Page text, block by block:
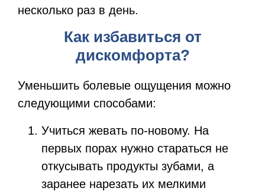
несколько раз в день.
Как избавиться от
дискомфорта?
Уменьшить болевые ощущения можно
следующими способами:
Учиться жевать по-новому. На
первых порах нужно стараться не
откусывать продукты зубами, а
заранее нарезать их мелкими